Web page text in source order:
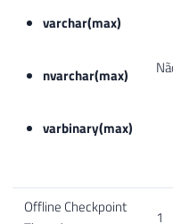
varchar(max)
nvarchar(max)
varbinary(max)
Offline Checkpoint
1